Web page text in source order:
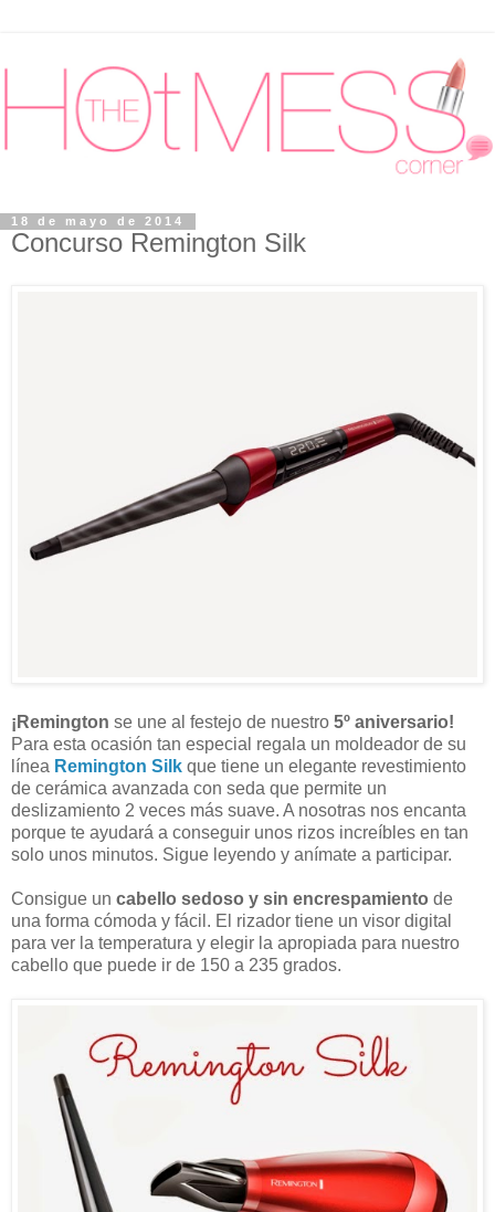
18 de mayo de 2014
Concurso Remington Silk
¡Remington se une al festejo de nuestro 5º aniversario!
Para esta ocasión tan especial regala un moldeador de su
línea Remington Silk que tiene un elegante revestimiento
de cerámica avanzada con seda que permite un
deslizamiento 2 veces más suave. A nosotras nos encanta
porque te ayudará a conseguir unos rizos increíbles en tan
solo unos minutos. Sigue leyendo y anímate a participar.
Consigue un cabello sedoso y sin encrespamiento de
una forma cómoda y fácil. El rizador tiene un visor digital
para ver la temperatura y elegir la apropiada para nuestro
cabello que puede ir de 150 a 235 grados.